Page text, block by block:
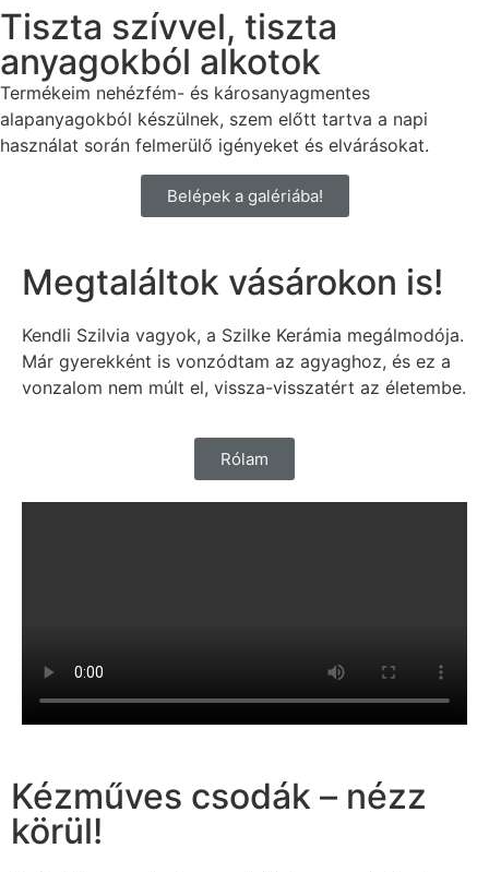
Tiszta szívvel, tiszta
anyagokból alkotok
Termékeim nehézfém- és károsanyagmentes
alapanyagokból készülnek, szem előtt tartva a napi
használat során felmerülő igényeket és elvárásokat.
Belépek a galériába!
Megtaláltok vásárokon is!
Kendli Szilvia vagyok, a Szilke Kerámia megálmodója.
Már gyerekként is vonzódtam az agyaghoz, és ez a
vonzalom nem múlt el, vissza-visszatért az életembe.
Rólam
Kézműves csodák – nézz
körül!